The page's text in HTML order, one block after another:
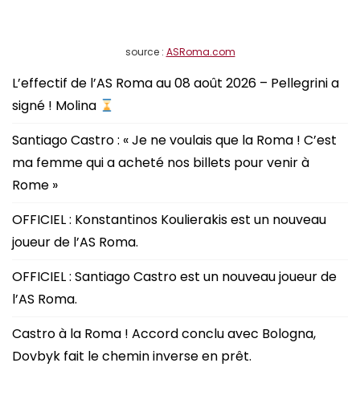
source : ASRoma.com
L’effectif de l’AS Roma au 08 août 2026 – Pellegrini a
signé ! Molina
Santiago Castro : « Je ne voulais que la Roma ! C’est
ma femme qui a acheté nos billets pour venir à
Rome »
OFFICIEL : Konstantinos Koulierakis est un nouveau
joueur de l’AS Roma.
OFFICIEL : Santiago Castro est un nouveau joueur de
l’AS Roma.
Castro à la Roma ! Accord conclu avec Bologna,
Dovbyk fait le chemin inverse en prêt.